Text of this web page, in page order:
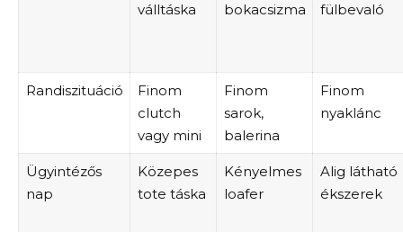
válltáska
bokacsizma
fülbevaló
Randiszituáció
Finom
clutch
vagy mini
Finom
sarok,
balerina
Finom
nyaklánc
Ügyintézős
nap
Közepes
tote táska
Kényelmes
loafer
Alig látható
ékszerek